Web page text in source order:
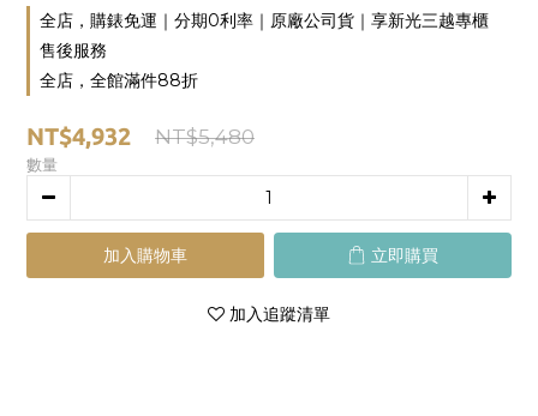
全店，購錶免運｜分期0利率｜原廠公司貨｜享新光三越專櫃
售後服務
全店，全館滿件88折
NT$4,932 NT$5,480
數量
加入購物車 立即購買
加入追蹤清單